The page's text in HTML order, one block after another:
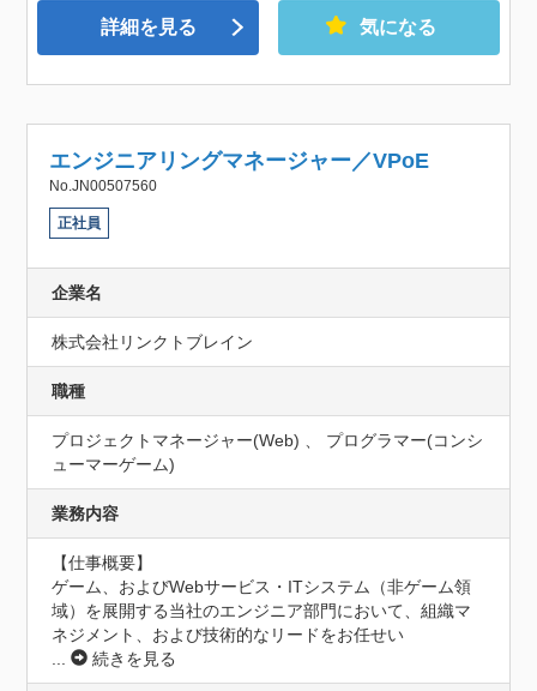
詳細を見る 気になる
エンジニアリングマネージャー／VPoE
No.JN00507560
正社員
企業名
株式会社リンクトブレイン
職種
プロジェクトマネージャー(Web) 、 プログラマー(コンシ
ューマーゲーム)
業務内容
【仕事概要】
ゲーム、およびWebサービス・ITシステム（非ゲーム領
域）を展開する当社のエンジニア部門において、組織マ
ネジメント、および技術的なリードをお任せい
...
続きを見る